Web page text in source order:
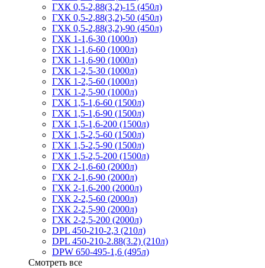
ГХК 0,5-2,88(3,2)-15 (450л)
ГХК 0,5-2,88(3,2)-50 (450л)
ГХК 0,5-2,88(3,2)-90 (450л)
ГХК 1-1,6-30 (1000л)
ГХК 1-1,6-60 (1000л)
ГХК 1-1,6-90 (1000л)
ГХК 1-2,5-30 (1000л)
ГХК 1-2,5-60 (1000л)
ГХК 1-2,5-90 (1000л)
ГХК 1,5-1,6-60 (1500л)
ГХК 1,5-1,6-90 (1500л)
ГХК 1,5-1,6-200 (1500л)
ГХК 1,5-2,5-60 (1500л)
ГХК 1,5-2,5-90 (1500л)
ГХК 1,5-2,5-200 (1500л)
ГХК 2-1,6-60 (2000л)
ГХК 2-1,6-90 (2000л)
ГХК 2-1,6-200 (2000л)
ГХК 2-2,5-60 (2000л)
ГХК 2-2,5-90 (2000л)
ГХК 2-2,5-200 (2000л)
DPL 450-210-2,3 (210л)
DPL 450-210-2.88(3.2) (210л)
DPW 650-495-1,6 (495л)
Смотреть все